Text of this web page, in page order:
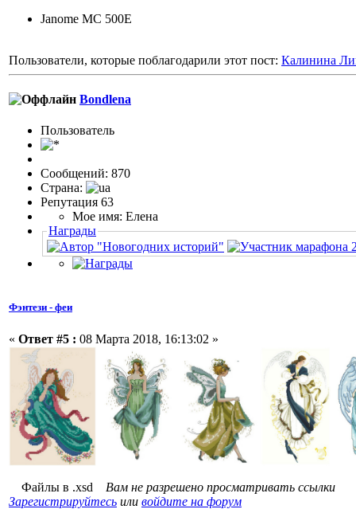
Janome MC 500E
Пользователи, которые поблагодарили этот пост: Калинина
Bondlena
Пользовaтeль
Сообщений: 870
Страна:
Репутация 63
Мое имя: Елена
Награды
Фэнтези - феи
« Ответ #5 : 08 Марта 2018, 16:13:02 »
Файлы в .xsd
Вам не разрешено просматривать ссылки
Зарегистрируйтесь или войдите на форум